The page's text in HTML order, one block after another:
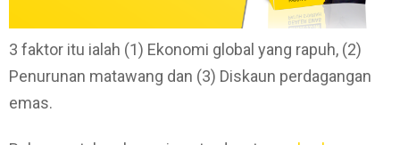
3 faktor itu ialah (1) Ekonomi global yang rapuh, (2)
Penurunan matawang dan (3) Diskaun perdagangan
emas.